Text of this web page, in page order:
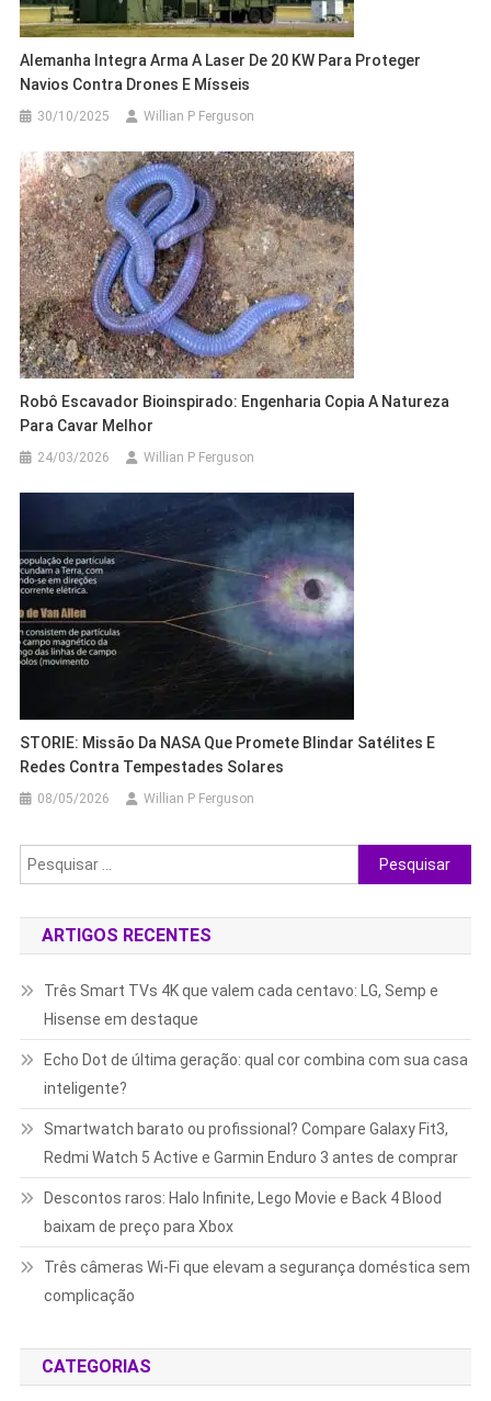
Alemanha Integra Arma A Laser De 20 KW Para Proteger
Navios Contra Drones E Mísseis
30/10/2025 Willian P Ferguson
Robô Escavador Bioinspirado: Engenharia Copia A Natureza
Para Cavar Melhor
24/03/2026 Willian P Ferguson
STORIE: Missão Da NASA Que Promete Blindar Satélites E
Redes Contra Tempestades Solares
08/05/2026 Willian P Ferguson
Pesquisar
por:
ARTIGOS RECENTES
Três Smart TVs 4K que valem cada centavo: LG, Semp e
Hisense em destaque
Echo Dot de última geração: qual cor combina com sua casa
inteligente?
Smartwatch barato ou profissional? Compare Galaxy Fit3,
Redmi Watch 5 Active e Garmin Enduro 3 antes de comprar
Descontos raros: Halo Infinite, Lego Movie e Back 4 Blood
baixam de preço para Xbox
Três câmeras Wi-Fi que elevam a segurança doméstica sem
complicação
CATEGORIAS